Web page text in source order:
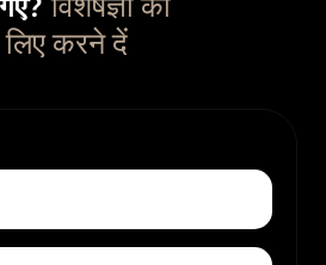
करने दें